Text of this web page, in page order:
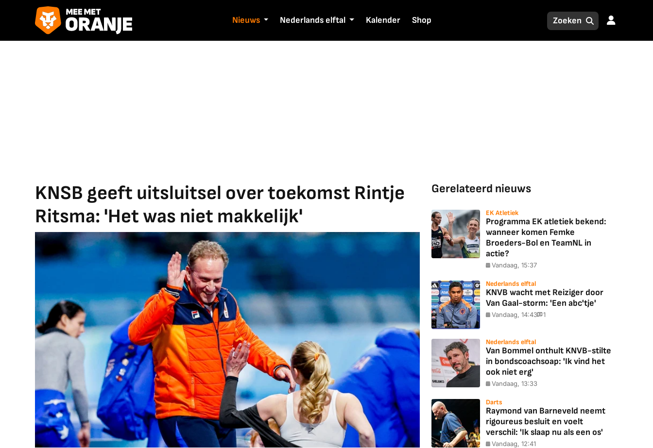
Nieuws Nederlands elftal Kalender Shop
KNSB geeft uitsluitsel over toekomst Rintje
Ritsma: 'Het was niet makkelijk'
Gerelateerd nieuws
EK Atletiek
Programma EK atletiek bekend:
wanneer komen Femke
Broeders-Bol en TeamNL in
actie?
Vandaag, 15:37
Nederlands elftal
KNVB wacht met Reiziger door
Van Gaal-storm: 'Een abc'tje'
Vandaag, 14:43 1
Nederlands elftal
Van Bommel onthult KNVB-stilte
in bondscoachsoap: 'Ik vind het
ook niet erg'
Vandaag, 13:33
Darts
Raymond van Barneveld neemt
rigoureus besluit en voelt
verschil: 'Ik slaap nu als een os'
Vandaag, 12:41